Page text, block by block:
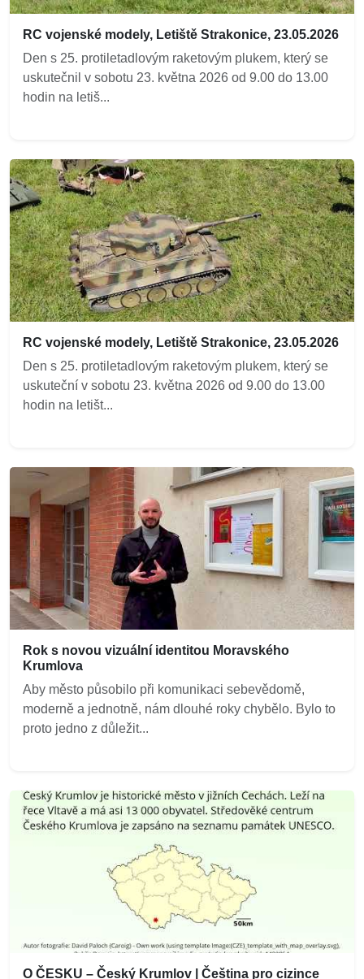
RC vojenské modely, Letiště Strakonice, 23.05.2026
Den s 25. protiletadlovým raketovým plukem, který se
uskutečnil v sobotu 23. května 2026 od 9.00 do 13.00
hodin na letiš...
RC vojenské modely, Letiště Strakonice, 23.05.2026
Den s 25. protiletadlovým raketovým plukem, který se
uskuteční v sobotu 23. května 2026 od 9.00 do 13.00
hodin na letišt...
Rok s novou vizuální identitou Moravského
Krumlova
Aby město působilo při komunikaci sebevědomě,
moderně a jednotně, nám dlouhé roky chybělo. Bylo to
proto jedno z důležit...
O ČESKU – Český Krumlov | Čeština pro cizince